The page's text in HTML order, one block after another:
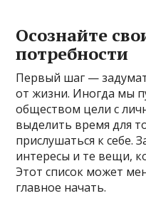
Осознайте
потребности
Первый шаг —
от жизни. Иногда мы
обществом цели с
выделить время для
прислушаться к себе.
интересы и те вещи,
Этот список может
главное начать.